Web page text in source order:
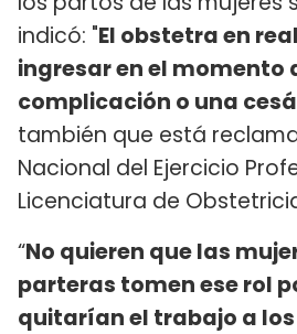
indicó: "El obstetra en
ingresar en el momento
complicación o una
también que está
Nacional del Ejercicio
Licenciatura de
“No quieren que las
parteras tomen ese rol
quitarían el trabajo a